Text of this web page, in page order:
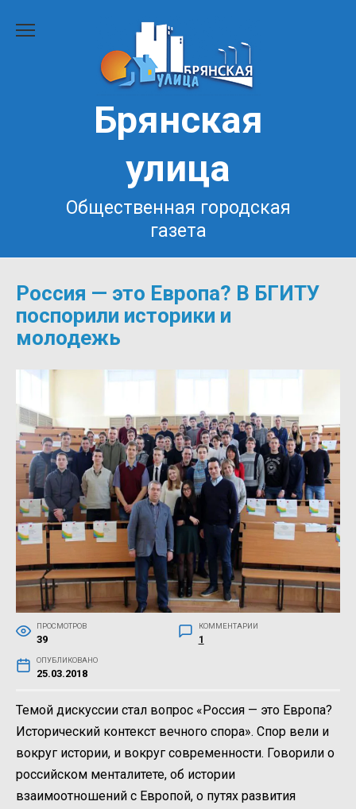
Брянская
улица
Общественная городская
газета
Россия — это Европа? В БГИТУ
поспорили историки и
молодежь
ПРОСМОТРОВ
39
КОММЕНТАРИИ
1
ОПУБЛИКОВАНО
25.03.2018
Темой дискуссии стал вопрос «Россия — это Европа?
Исторический контекст вечного спора». Спор вели и
вокруг истории, и вокруг современности. Говорили о
российском менталитете, об истории
взаимоотношений с Европой, о путях развития